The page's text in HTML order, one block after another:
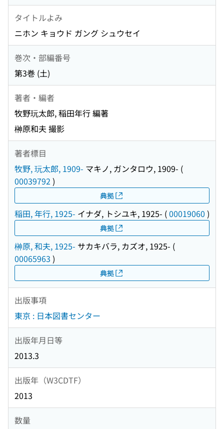
タイトルよみ
ニホン キョウド ガング シュウセイ
巻次・部編番号
第3巻 (土)
著者・編者
牧野玩太郎, 稲田年行 編著
榊原和夫 撮影
著者標目
牧野, 玩太郎, 1909- マキノ, ガンタロウ, 1909- (
00039792 )
典拠
稲田, 年行, 1925- イナダ, トシユキ, 1925- (00019060 )
典拠
榊原, 和夫, 1925- サカキバラ, カズオ, 1925- (
00065963 )
典拠
出版事項
東京 : 日本図書センター
出版年月日等
2013.3
出版年（W3CDTF）
2013
数量